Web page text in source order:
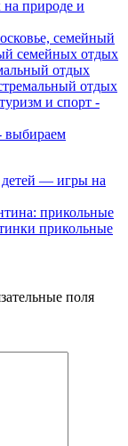
природе и
семейный
семейных отдых
отдых
отдых
и спорт -
— игры на
прикольные
прикольные
поля